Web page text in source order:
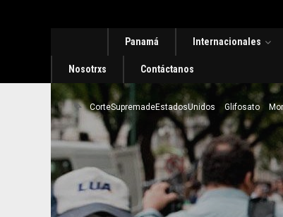
Panamá Internacionales
Nosotrxs Contáctanos
CorteSupremadeEstadosUnidos Glifosato